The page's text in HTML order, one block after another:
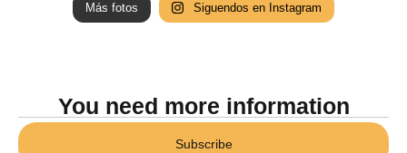
Más fotos Siguendos en Instagram
You need more information
Subscribe